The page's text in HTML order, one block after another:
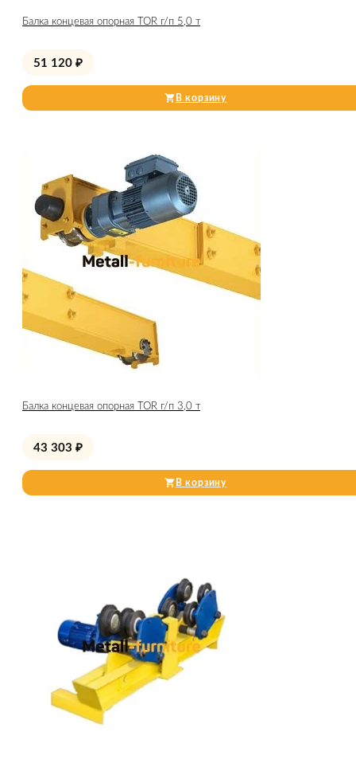
Балка концевая опорная TOR г/п 5,0 т
51 120 ₽
В корзину
Балка концевая опорная TOR г/п 3,0 т
43 303 ₽
В корзину